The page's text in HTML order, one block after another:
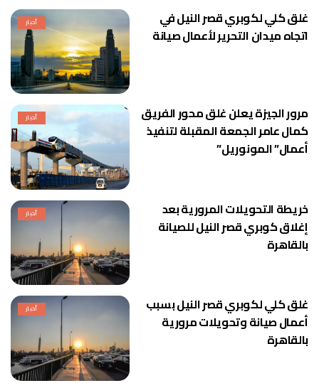
أخبار
غلق كلي لكوبري قصر النيل في
اتجاه ميدان التحرير لأعمال صيانة
أخبار
مرور الجيزة يعلن غلق محور الفريق
كمال عامر الجمعة المقبلة لتنفيذ
أعمال” المونوريل”
أخبار
خريطة التحويلات المرورية بعد
إغلاق كوبري قصر النيل للصيانة
بالقاهرة
أخبار
غلق كلي لكوبري قصر النيل بسبب
أعمال صيانة وتحويلات مرورية
بالقاهرة